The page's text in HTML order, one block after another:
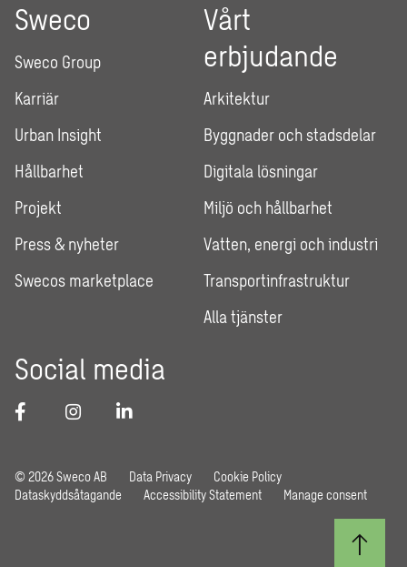
Sweco
Sweco Group
Karriär
Urban Insight
Hållbarhet
Projekt
Press & nyheter
Swecos marketplace
Vårt
erbjudande
Arkitektur
Byggnader och stadsdelar
Digitala lösningar
Miljö och hållbarhet
Vatten, energi och industri
Transportinfrastruktur
Alla tjänster
Social media
© 2026 Sweco AB Data Privacy
Cookie Policy
Dataskyddsåtagande
Accessibility Statement Manage consent